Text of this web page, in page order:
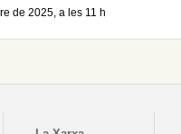
de 2025, a les 11 h